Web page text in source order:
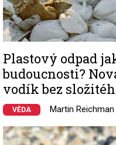
Plastový odpad
budoucnosti?
vodík bez
VĚDA Martin Reichman
Image